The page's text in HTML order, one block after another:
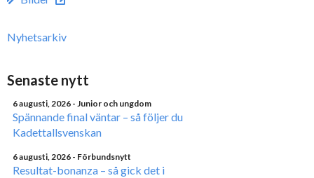
Nyhetsarkiv
Senaste nytt
6 augusti, 2026 - Junior och ungdom
Spännande final väntar – så följer du
Kadettallsvenskan
6 augusti, 2026 - Förbundsnytt
Resultat-bonanza – så gick det i